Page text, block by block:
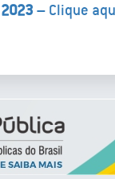
– Clique